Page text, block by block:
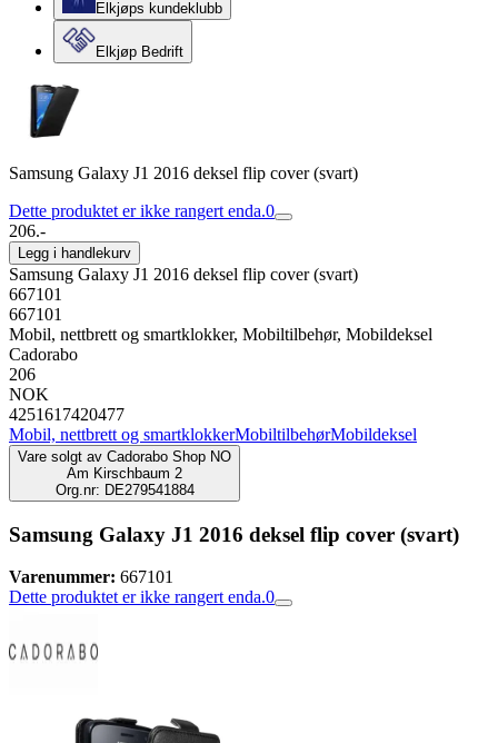
Elkjøps kundeklubb
Elkjøp Bedrift
Samsung Galaxy J1 2016 deksel flip cover (svart)
Dette produktet er ikke rangert enda.0
206.-
Legg i handlekurv
Samsung Galaxy J1 2016 deksel flip cover (svart)
667101
667101
Mobil, nettbrett og smartklokker, Mobiltilbehør, Mobildeksel
Cadorabo
206
NOK
4251617420477
Mobil, nettbrett og smartklokkerMobiltilbehørMobildeksel
Vare solgt av Cadorabo Shop NO
Am Kirschbaum 2
Org.nr: DE279541884
Samsung Galaxy J1 2016 deksel flip cover (svart)
Varenummer: 667101
Dette produktet er ikke rangert enda.0